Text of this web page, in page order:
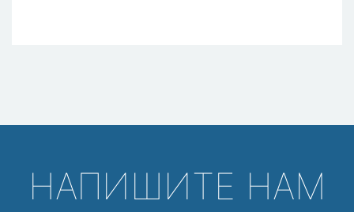
НАПИШИТЕ НАМ